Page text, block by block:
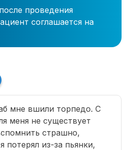
проведения
соглашается на
мне вшили торпедо. С
меня не существует
страшно,
потерял из-за пьянки,